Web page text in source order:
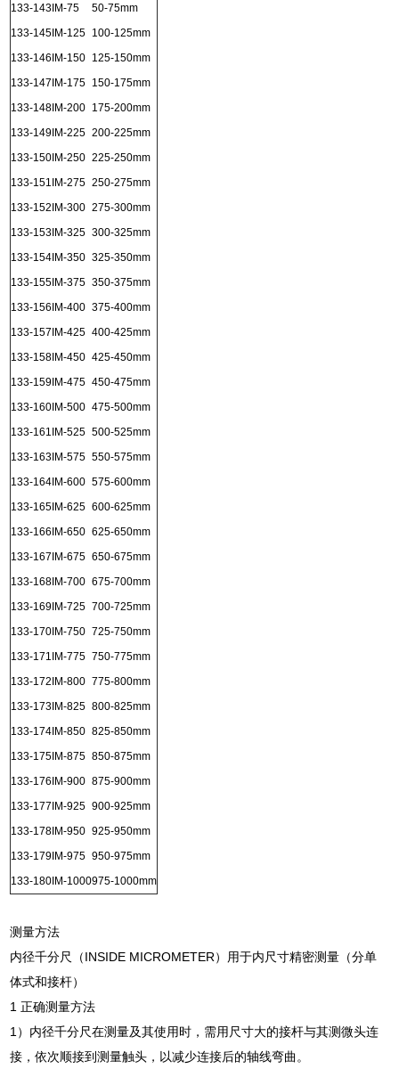
133-143 IM-75
50-75mm
133-145 IM-125 100-125mm
133-146 IM-150 125-150mm
133-147 IM-175 150-175mm
133-148 IM-200 175-200mm
133-149 IM-225 200-225mm
133-150 IM-250 225-250mm
133-151 IM-275 250-275mm
133-152 IM-300 275-300mm
133-153 IM-325 300-325mm
133-154 IM-350 325-350mm
133-155 IM-375 350-375mm
133-156 IM-400 375-400mm
133-157 IM-425 400-425mm
133-158 IM-450 425-450mm
133-159 IM-475 450-475mm
133-160 IM-500 475-500mm
133-161 IM-525 500-525mm
133-163 IM-575 550-575mm
133-164 IM-600 575-600mm
133-165 IM-625 600-625mm
133-166 IM-650 625-650mm
133-167 IM-675 650-675mm
133-168 IM-700 675-700mm
133-169 IM-725 700-725mm
133-170 IM-750 725-750mm
133-171 IM-775 750-775mm
133-172 IM-800 775-800mm
133-173 IM-825 800-825mm
133-174 IM-850 825-850mm
133-175 IM-875 850-875mm
133-176 IM-900 875-900mm
133-177 IM-925 900-925mm
133-178 IM-950 925-950mm
133-179 IM-975 950-975mm
133-180 IM-1000975-1000mm
测量方法
内径千分尺（INSIDE MICROMETER）用于内尺寸精密测量（分单
体式和接杆）
1 正确测量方法
1）内径千分尺在测量及其使用时，需用尺寸大的接杆与其测微头连
接，依次顺接到测量触头，以减少连接后的轴线弯曲。